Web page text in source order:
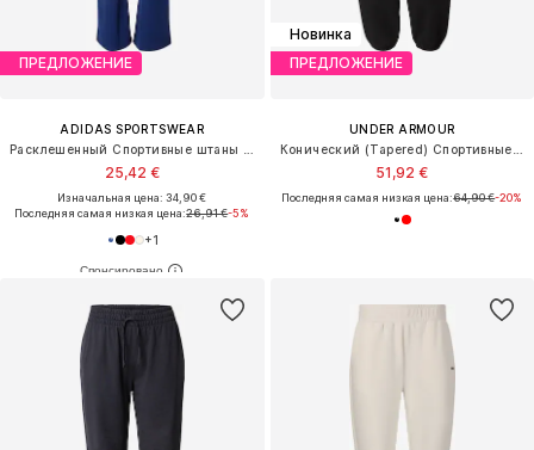
ПРЕДЛОЖЕНИЕ
ADIDAS SPORTSWEAR
25,42 €
Изначальная цена: 34,90 €
Последняя самая низкая цена:26,91 €-5%
+1
Новинка
ПРЕДЛОЖЕНИЕ
UNDER ARMOUR
51,92 €
Последняя самая низкая цена:64,90 €-20%